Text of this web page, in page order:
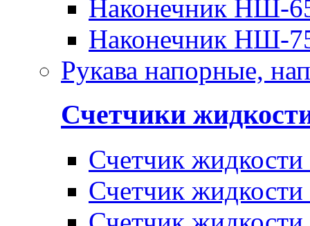
Наконечник НШ-
Наконечник НШ-
Рукава напорные,
Счетчики
Счетчик
Счетчик